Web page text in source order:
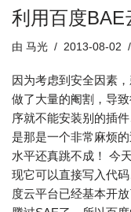
利用百度BAE
由 马光 2013-08-02
因为考虑到安全因素
做了大量的阉割，导
序就不能安装别的插
是那是一个非常麻烦
水平还真跳不成！ 今
现它可以直接写入代
度云平台已经基本开